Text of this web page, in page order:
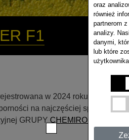
oraz
również
partnerom
analizy.
danymi,
lub które
użytkownika
F1
w 2024 roku.
na najczęściej spotykane
GRUPY CHEMIROL